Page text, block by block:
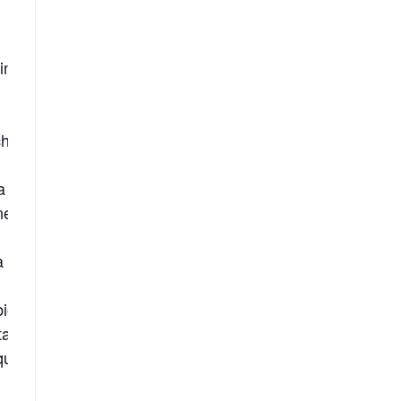
al punto da scrivere
per la nascita e per
promuovere o
da questa malattia.
di più è il
e la scienza
ogni essere vivente,
e la sua influenza